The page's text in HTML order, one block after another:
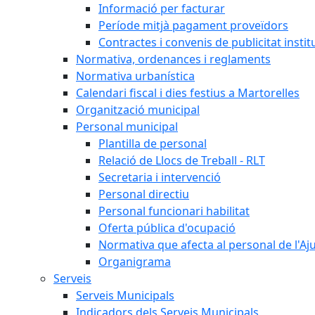
Informació per facturar
Període mitjà pagament proveïdors
Contractes i convenis de publicitat
Normativa, ordenances i reglaments
Normativa urbanística
Calendari fiscal i dies festius a Martorelles
Organització municipal
Personal municipal
Plantilla de personal
Relació de Llocs de Treball - RLT
Secretaria i intervenció
Personal directiu
Personal funcionari habilitat
Oferta pública d'ocupació
Normativa que afecta al personal de
Organigrama
Serveis
Serveis Municipals